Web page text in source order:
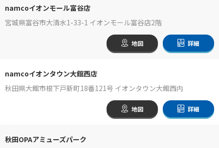
namcoイオンモール富谷店
宮城県富谷市大清水1-33-1 イオンモール富谷店2階
地図 詳細
namcoイオンタウン大館西店
秋田県大館市根下戸新町18番121号 イオンタウン大館西内
地図 詳細
秋田OPAアミューズパーク